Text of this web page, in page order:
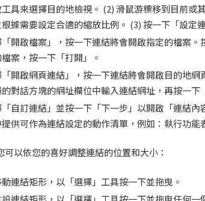
具來選擇目的地檢視。 (2) 滑鼠游標移到目前或
據需要設定合適的縮放比例。 (3) 按一下「設定
開啟檔案」，按一下連結將會開啟指定的檔案。
案，按一下「打開」。
開啟網頁連結」，按一下連結將會開啟目的地網
對話方塊的網址欄位中輸入連結網址，再按一下
自訂連結」並按一下「下一步」以開啟「連結內
供可作為連結設定的動作清單，例如：執行功能
可以依您的喜好調整連結的位置和大小：
連結矩形，以「選擇」工具按一下並拖曳。